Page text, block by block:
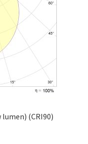
lumen) (CRI90)